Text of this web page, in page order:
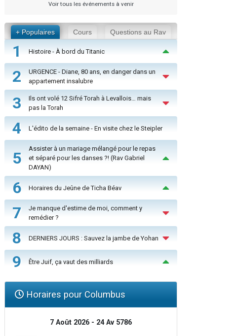
Voir tous les événements à venir
+ Populaires Cours Questions au Rav
1 Histoire - À bord du Titanic
2
URGENCE - Diane, 80 ans, en danger dans un
appartement insalubre
3
Ils ont volé 12 Sifré Torah à Levallois… mais
pas la Torah
4 L'édito de la semaine - En visite chez le Steipler
5
Assister à un mariage mélangé pour le repas
et séparé pour les danses ?! (Rav Gabriel
DAYAN)
6 Horaires du Jeûne de Ticha Béav
7
Je manque d'estime de moi, comment y
remédier ?
8 DERNIERS JOURS : Sauvez la jambe de Yohan
9 Être Juif, ça vaut des milliards
Horaires pour Columbus
7 Août 2026 - 24 Av 5786